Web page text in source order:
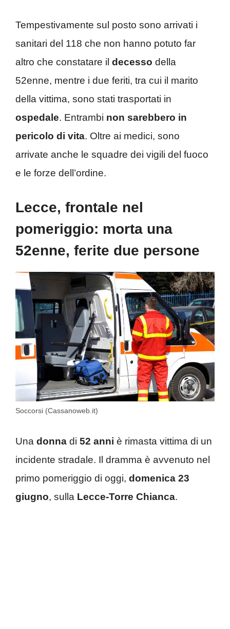
Tempestivamente sul posto sono arrivati i
sanitari del 118 che non hanno potuto far
altro che constatare il decesso della
52enne, mentre i due feriti, tra cui il marito
della vittima, sono stati trasportati in
ospedale. Entrambi non sarebbero in
pericolo di vita. Oltre ai medici, sono
arrivate anche le squadre dei vigili del fuoco
e le forze dell’ordine.
Lecce, frontale nel
pomeriggio: morta una
52enne, ferite due persone
Soccorsi (Cassanoweb.it)
Una donna di 52 anni è rimasta vittima di un
incidente stradale. Il dramma è avvenuto nel
primo pomeriggio di oggi, domenica 23
giugno, sulla Lecce-Torre Chianca.